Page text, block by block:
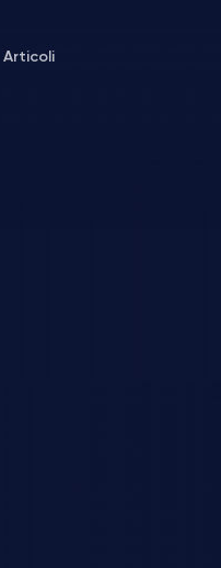
Articoli